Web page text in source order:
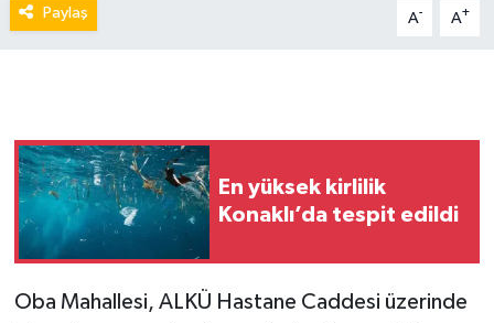
Paylaş A- A+
En yüksek kirlilik
Konaklı’da tespit edildi
Oba Mahallesi, ALKÜ Hastane Caddesi üzerinde